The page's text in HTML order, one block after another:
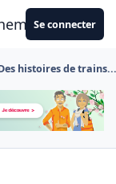
Se connecter
histoires de